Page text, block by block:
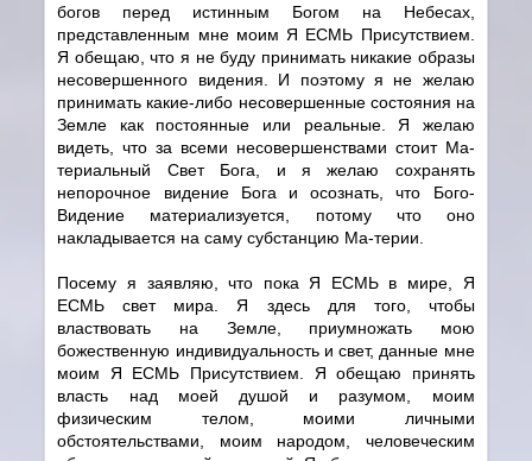
богов перед истинным Богом на Небесах,
представленным мне моим Я ЕСМЬ Присутствием.
Я обещаю, что я не буду принимать никакие образы
несовершенного видения. И поэтому я не желаю
принимать какие-либо несовершенные состояния на
Земле как постоянные или реальные. Я желаю
видеть, что за всеми несовершенствами стоит Ма-
териальный Свет Бога, и я желаю сохранять
непорочное видение Бога и осознать, что Бого-
Видение материализуется, потому что оно
накладывается на саму субстанцию Ма-терии.
Посему я заявляю, что пока Я ЕСМЬ в мире, Я
ЕСМЬ свет мира. Я здесь для того, чтобы
властвовать на Земле, приумножать мою
божественную индивидуальность и свет, данные мне
моим Я ЕСМЬ Присутствием. Я обещаю принять
власть над моей душой и разумом, моим
физическим телом, моими личными
обстоятельствами, моим народом, человеческим